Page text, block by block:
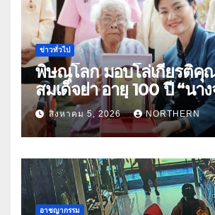
ข่าวทั่วไป
พิษณุโลก มอบโล่เกียรติคุ
สมเด็จย่า อายุ 100 ปี “นางจอม นุ่ม
เนตร” ตำบลบ้านกร่าง อำเ
สิงหาคม 5, 2026 NORTHERN
อาชญากรรม